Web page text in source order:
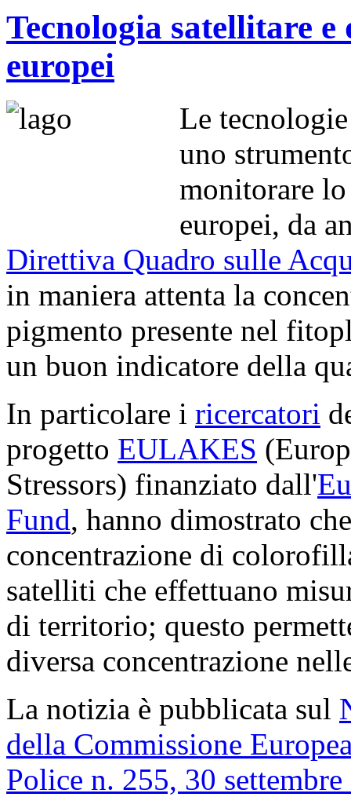
Tecnologia satellitare
europei
Le
uno
monitorare
europei, da
Direttiva Quadro sulle
in maniera attenta la
pigmento presente nel
un buon indicatore della
In particolare i ricercatori
progetto EULAKES
Stressors) finanziato dall'
Fund, hanno dimostrato
concentrazione di
satelliti che effettuano
di territorio; questo
diversa concentrazione
La notizia è pubblicata sul
della Commissione
Police n. 255, 30 settembre